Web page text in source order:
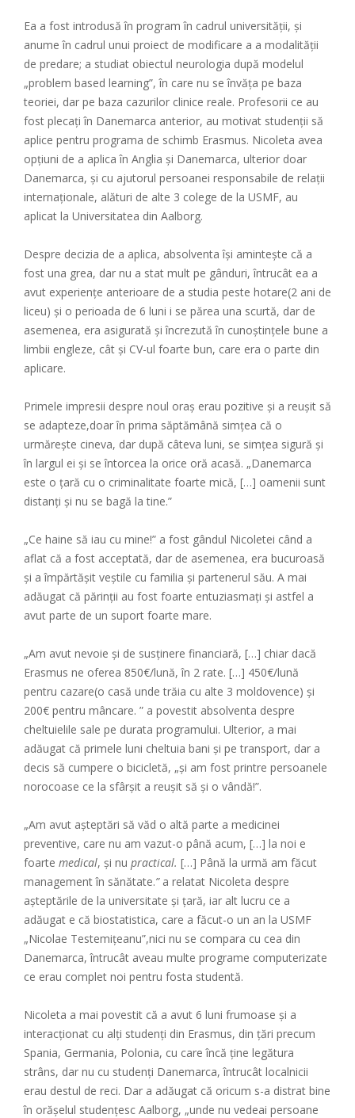
Ea a fost introdusă în program în cadrul universității, și
anume în cadrul unui proiect de modificare a a modalității
de predare; a studiat obiectul neurologia după modelul
„problem based learning”, în care nu se învăța pe baza
teoriei, dar pe baza cazurilor clinice reale. Profesorii ce au
fost plecați în Danemarca anterior, au motivat studenții să
aplice pentru programa de schimb Erasmus. Nicoleta avea
opțiuni de a aplica în Anglia și Danemarca, ulterior doar
Danemarca, și cu ajutorul persoanei responsabile de relații
internaționale, alături de alte 3 colege de la USMF, au
aplicat la Universitatea din Aalborg.
Despre decizia de a aplica, absolventa își amintește că a
fost una grea, dar nu a stat mult pe gânduri, întrucât ea a
avut experiențe anterioare de a studia peste hotare(2 ani de
liceu) și o perioada de 6 luni i se părea una scurtă, dar de
asemenea, era asigurată și încrezută în cunoștințele bune a
limbii engleze, cât și CV-ul foarte bun, care era o parte din
aplicare.
Primele impresii despre noul oraș erau pozitive și a reușit să
se adapteze,doar în prima săptămână simțea că o
urmărește cineva, dar după câteva luni, se simțea sigură și
în largul ei și se întorcea la orice oră acasă. „Danemarca
este o țară cu o criminalitate foarte mică, […] oamenii sunt
distanți și nu se bagă la tine.”
„Ce haine să iau cu mine!” a fost gândul Nicoletei când a
aflat că a fost acceptată, dar de asemenea, era bucuroasă
și a împărtășit veștile cu familia și partenerul său. A mai
adăugat că părinții au fost foarte entuziasmați și astfel a
avut parte de un suport foarte mare.
„Am avut nevoie și de susținere financiară, […] chiar dacă
Erasmus ne oferea 850€/lună, în 2 rate. […] 450€/lună
pentru cazare(o casă unde trăia cu alte 3 moldovence) și
200€ pentru mâncare. ” a povestit absolventa despre
cheltuielile sale pe durata programului. Ulterior, a mai
adăugat că primele luni cheltuia bani și pe transport, dar a
decis să cumpere o bicicletă, „și am fost printre persoanele
norocoase ce la sfârșit a reușit să și o vândă!”.
„Am avut așteptări să văd o altă parte a medicinei
preventive, care nu am vazut-o până acum, […] la noi e
foarte medical, și nu practical. […] Până la urmă am făcut
management în sănătate.” a relatat Nicoleta despre
așteptările de la universitate și țară, iar alt lucru ce a
adăugat e că biostatistica, care a făcut-o un an la USMF
„Nicolae Testemițeanu”,nici nu se compara cu cea din
Danemarca, întrucât aveau multe programe computerizate
ce erau complet noi pentru fosta studentă.
Nicoleta a mai povestit că a avut 6 luni frumoase și a
interacționat cu alți studenți din Erasmus, din țări precum
Spania, Germania, Polonia, cu care încă ține legătura
strâns, dar nu cu studenți Danemarca, întrucât localnicii
erau destul de reci. Dar a adăugat că oricum s-a distrat bine
în orășelul studențesc Aalborg, „unde nu vedeai persoane